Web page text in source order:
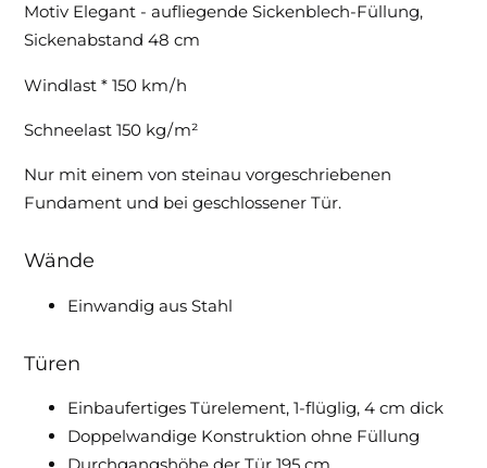
Motiv Elegant - aufliegende Sickenblech-Füllung,
Sickenabstand 48 cm
Windlast * 150 km / h
Schneelast 150 kg / m²
Nur mit einem von steinau vorgeschriebenen
Fundament und bei geschlossener Tür.
Wände
Einwandig aus Stahl
Türen
Einbaufertiges Türelement, 1-flüglig, 4 cm dick
Doppelwandige Konstruktion ohne Füllung